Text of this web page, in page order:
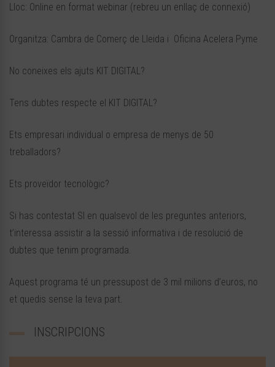
Lloc: Online en format webinar (rebreu un enllaç de connexió)
Organitza: Cambra de Comerç de Lleida i Oficina Acelera Pyme
No coneixes els ajuts KIT DIGITAL?
Tens dubtes respecte el KIT DIGITAL?
Ets empresari individual o empresa de menys de 50
treballadors?
Ets proveïdor tecnològic?
Si has contestat SI en qualsevol de les preguntes anteriors,
t’interessa assistir a la sessió informativa i de resolució de
dubtes que tenim programada.
Aquest programa té un pressupost de 3 mil milions d’euros, no
et quedis sense la teva part.
INSCRIPCIONS